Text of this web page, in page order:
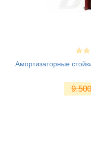
Амортизаторные
9.500